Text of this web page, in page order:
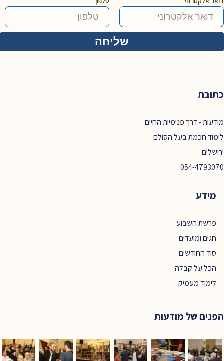
כתובת
מודעות - דרך פנימיות החיים
לימוד חכמת בעל הסולם
ירושלים
054-4793070
מידע
פרשת השבוע
חגים ומועדים
סוד החודשים
הכל על קבלה
לימוד מעמיק
הפנים של מודעות